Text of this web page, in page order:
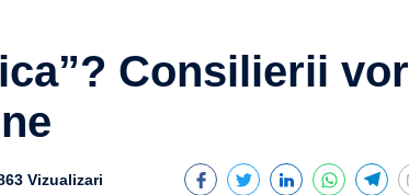
Consilierii vor
Vizualizari